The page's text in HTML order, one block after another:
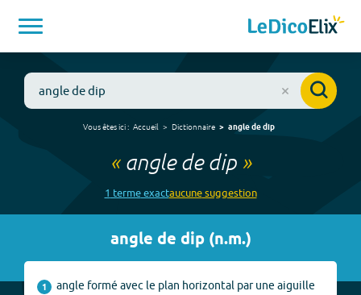
Vous êtes ici : Accueil Dictionnaire angle de dip
« angle de dip»
1 termeexactaucunesuggestion
angle de dip(n.m.)
1
angle formé avec le plan horizontal par une aiguille